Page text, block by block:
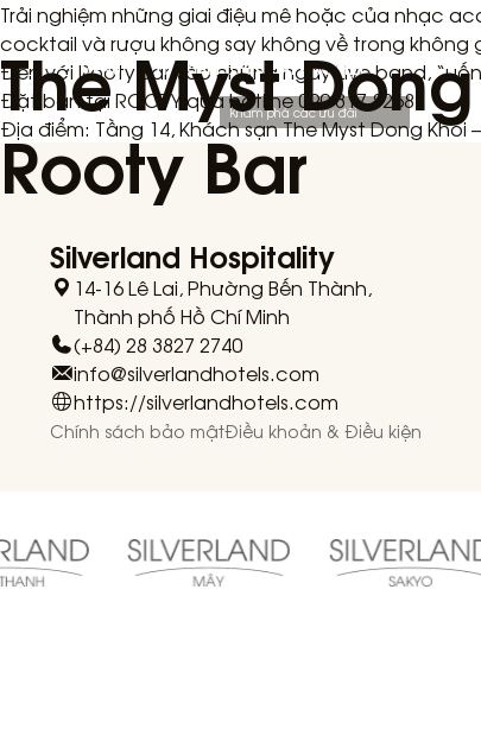
TÌM KIẾM ƯU ĐÃI ĐẶC BIỆT
Khám phá các ưu đãi
The Myst
Rooty Bar
Trải nghiệm những giai điệu mê hoặc của nhạc
cocktail và rượu không say không về trong
Đến với Rooty Bar vào những ngày Live band,
Đặt bàn tại ROOTY qua hotline 090 317 8268.
Địa điểm: Tầng 14, Khách sạn The Myst Dong Khoi
Silverland Hospitality
14-16 Lê Lai, Phường Bến Thành,
Thành phố Hồ Chí Minh
(+84) 28 3827 2740
info@silverlandhotels.com
https://silverlandhotels.com
Chính sách bảo mậtĐiều khoản & Điều kiện